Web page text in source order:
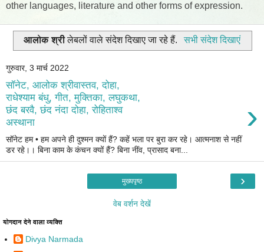
other languages, literature and other forms of expression.
आलोक श्रीलेबलों वाले संदेश दिखाए जा रहे हैं. सभी संदेश दिखाएं
गुरुवार, 3 मार्च 2022
सॉनेट, आलोक श्रीवास्तव, दोहा,
राधेश्याम बंधु, गीत, मुक्तिका, लघुकथा,
छंद बरवै, छंद नंदा दोहा, रोहिताश्व
अस्थाना
›
सॉनेट हम • हम अपने ही दुश्मन क्यों हैं? कहें भला पर बुरा कर रहे। आत्मनाश से नहीं
डर रहे।। बिना काम के कंचन क्यों हैं? बिना नींव, प्रासाद बना...
›
मुख्यपृष्ठ
वेब वर्शन देखें
योगदान देने वाला व्यक्ति
Divya Narmada